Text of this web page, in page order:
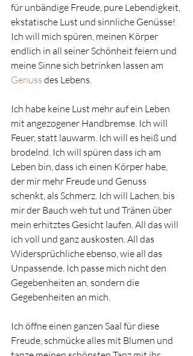
für unbändige Freude, pure Lebendigkeit,
ekstatische Lust und sinnliche Genüsse!
Ich will mich spüren, meinen Körper
endlich in all seiner Schönheit feiern und
meine Sinne sich betrinken lassen am
Genuss des Lebens.
Ich habe keine Lust mehr auf ein Leben
mit angezogener Handbremse. Ich will
Feuer, statt lauwarm. Ich will es heiß und
brodelnd. Ich will spüren dass ich am
Leben bin, dass ich einen Körper habe,
der mir mehr Freude und Genuss
schenkt, als Schmerz. Ich will Lachen, bis
mir der Bauch weh tut und Tränen über
mein erhitztes Gesicht laufen. All das will
ich voll und ganz auskosten. All das
Widersprüchliche ebenso, wie all das
Unpassende. Ich passe mich nicht den
Gegebenheiten an, sondern die
Gegebenheiten an mich.
Ich öffne einen ganzen Saal für diese
Freude, schmücke alles mit Blumen und